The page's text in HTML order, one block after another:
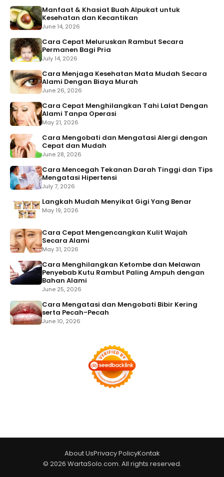
Manfaat & Khasiat Buah Alpukat untuk
Kesehatan dan Kecantikan
June 14, 2026
Cara Cepat Meluruskan Rambut Secara
Permanen Bagi Pria
July 14, 2026
Cara Menjaga Kesehatan Mata Mudah Secara
Alami Dengan Biaya Murah
June 26, 2026
Cara Cepat Menghilangkan Tahi Lalat Dengan
Alami Tanpa Operasi
May 21, 2026
Cara Mengobati dan Mengatasi Alergi dengan
Cepat dan Mudah
June 28, 2026
Cara Mencegah Tekanan Darah Tinggi dan Tips
Mengatasi Hipertensi
July 7, 2026
Langkah Mudah Menyikat Gigi Yang Benar
May 19, 2026
Cara Cepat Mengencangkan Kulit Wajah
Secara Alami
May 31, 2026
Cara Menghilangkan Ketombe dan Melawan
Penyebab Kutu Rambut Paling Ampuh dengan
Bahan Alami
June 25, 2026
Cara Mengatasi dan Mengobati Bibir Kering
serta Pecah-Pecah
June 10, 2026
About UsPrivacy PolicyKontak
© 2026 WartaSolo.com. All rights reserved.